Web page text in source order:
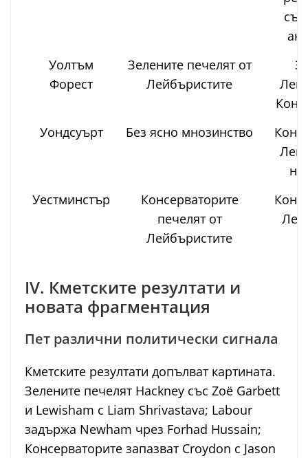
Уолтъм
Форест
Зелените печелят от
Лейбъристите
Уондсуърт
Без ясно мнозинство
Уестминстър
Консерваторите
печелят от
Лейбъристите
IV. Кметските резултати и
новата фрагментация
Пет различни политически сигнала
Кметските резултати допълват картината.
Зелените печелят Hackney със Zoë Garbett
и Lewisham с Liam Shrivastava; Labour
задържа Newham чрез Forhad Hussain;
Консерваторите запазват Croydon с Jason